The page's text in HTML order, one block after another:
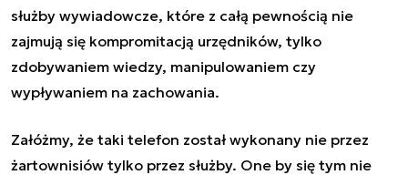
służby wywiadowcze, które z całą pewnością nie
zajmują się kompromitacją urzędników, tylko
zdobywaniem wiedzy, manipulowaniem czy
wypływaniem na zachowania.
Załóżmy, że taki telefon został wykonany nie przez
żartownisiów tylko przez służby. One by się tym nie